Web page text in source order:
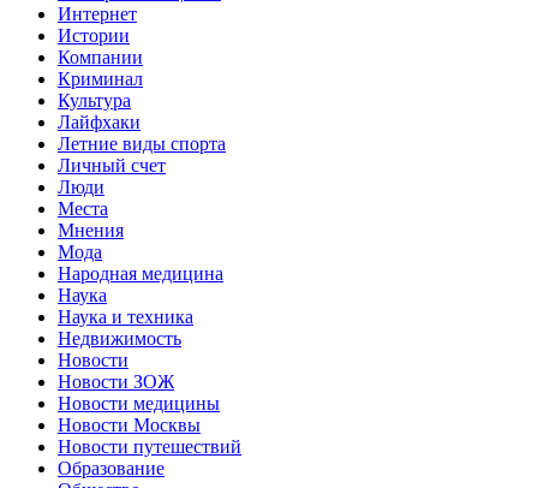
Интернет
Истории
Компании
Криминал
Культура
Лайфхаки
Летние виды спорта
Личный счет
Люди
Места
Мнения
Мода
Народная медицина
Наука
Наука и техника
Недвижимость
Новости
Новости ЗОЖ
Новости медицины
Новости Москвы
Новости путешествий
Образование